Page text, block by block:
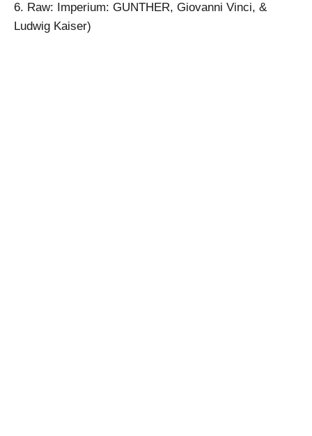
6. Raw: Imperium: GUNTHER, Giovanni Vinci, &
Ludwig Kaiser)